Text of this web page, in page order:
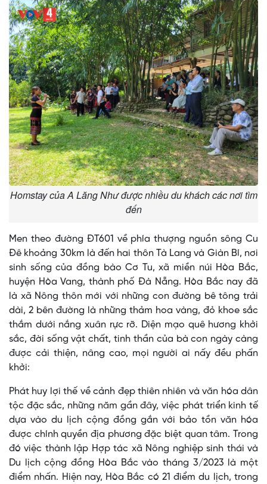
Homstay của A Lăng Như được nhiều du khách các nơi tìm
đến
Men theo đường ĐT601 về phía thượng nguồn sông Cu
Đê khoảng 30km là đến hai thôn Tà Lang và Giàn Bí, nơi
sinh sống của đồng bào Cơ Tu, xã miền núi Hòa Bắc,
huyện Hòa Vang, thành phố Đà Nẵng. Hòa Bắc nay đã
là xã Nông thôn mới với những con đường bê tông trải
dài, 2 bên đường là những thảm hoa vàng, đỏ khoe sắc
thắm dưới nắng xuân rực rỡ. Diện mạo quê hương khởi
sắc, đời sống vật chất, tinh thần của bà con ngày càng
được cải thiện, nâng cao, mọi người ai nấy đều phấn
khởi:
Phát huy lợi thế về cảnh đẹp thiên nhiên và văn hóa dân
tộc đặc sắc, những năm gần đây, việc phát triển kinh tế
dựa vào du lịch cộng đồng gắn với bảo tồn văn hóa
được chính quyền địa phương đặc biệt quan tâm. Trong
đó việc thành lập Hợp tác xã Nông nghiệp sinh thái và
Du lịch cộng đồng Hòa Bắc vào tháng 3/2023 là một
điểm nhấn. Hiện nay, Hòa Bắc có 21 điểm du lịch, trong